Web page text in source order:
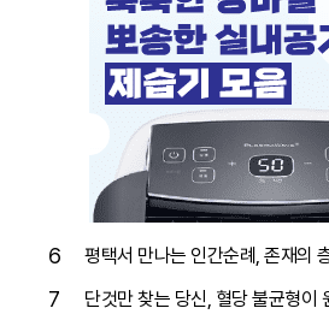
6 평택서 만나는 인간순례, 존재의
7 단것만 찾는 당신, 혈당 불균형이